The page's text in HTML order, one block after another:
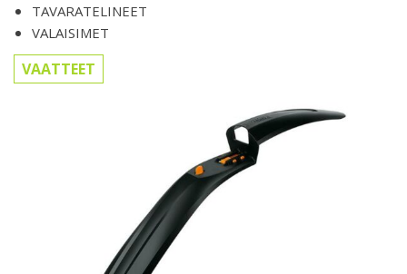
TAVARATELINEET
VALAISIMET
VAATTEET